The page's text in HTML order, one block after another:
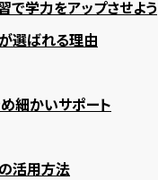
学力をアップさせよう
選ばれる理由
細かいサポート
活用方法